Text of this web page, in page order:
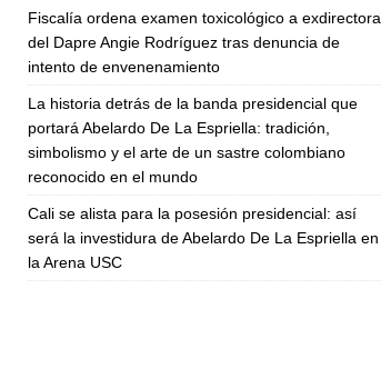
Fiscalía ordena examen toxicológico a exdirectora
del Dapre Angie Rodríguez tras denuncia de
intento de envenenamiento
La historia detrás de la banda presidencial que
portará Abelardo De La Espriella: tradición,
simbolismo y el arte de un sastre colombiano
reconocido en el mundo
Cali se alista para la posesión presidencial: así
será la investidura de Abelardo De La Espriella en
la Arena USC